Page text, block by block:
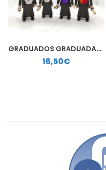
GRADUADOS GRADUADAS | PLAYMOBIL PERSONALIZADO
16,50€